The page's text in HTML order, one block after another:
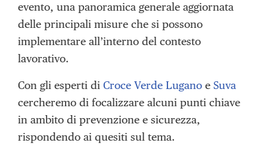
evento, una panoramica generale aggiornata
delle principali misure che si possono
implementare all’interno del contesto
lavorativo.
Con gli esperti di Croce Verde Lugano e Suva
cercheremo di focalizzare alcuni punti chiave
in ambito di prevenzione e sicurezza,
rispondendo ai quesiti sul tema.